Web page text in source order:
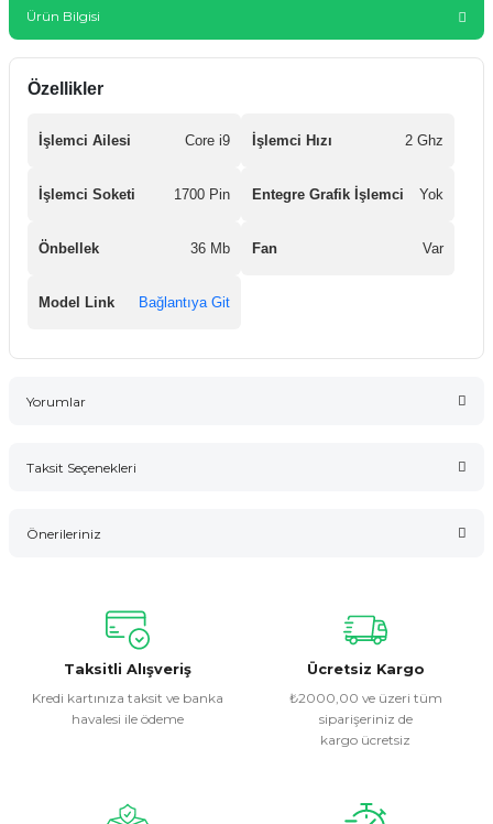
Ürün Bilgisi
Özellikler
İşlemci Ailesi Core i9 İşlemci Hızı 2 Ghz
İşlemci Soketi 1700 Pin Entegre Grafik İşlemci Yok
Önbellek 36 Mb Fan Var
Model Link Bağlantıya Git
Yorumlar
Taksit Seçenekleri
Önerileriniz
konularda yetersiz gördüğünüz noktaları öneri formunu
kullanarak tarafımıza iletebilirsiniz.
Görüş ve önerileriniz için teşekkür ederiz.
Ürün resmi kalitesiz, bozuk veya görüntülenemiyor.
Ürün fiyatı diğer sitelerden daha pahalı.
Taksitli Alışveriş
Kredi kartınıza taksit ve banka
havalesi ile ödeme
Ücretsiz Kargo
₺2000,00 ve üzeri tüm
siparişeriniz de
kargo ücretsiz